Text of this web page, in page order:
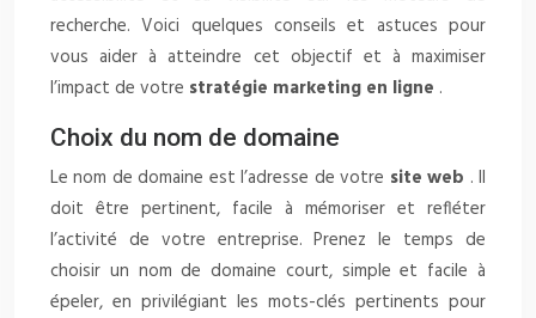
recherche. Voici quelques conseils et astuces pour
vous aider à atteindre cet objectif et à maximiser
l’impact de votre stratégie marketing en ligne .
Choix du nom de domaine
Le nom de domaine est l’adresse de votre site web . Il
doit être pertinent, facile à mémoriser et refléter
l’activité de votre entreprise. Prenez le temps de
choisir un nom de domaine court, simple et facile à
épeler, en privilégiant les mots-clés pertinents pour